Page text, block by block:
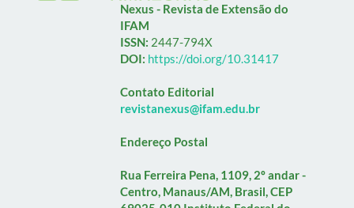
Nexus - Revista de Extensão do
IFAM
ISSN: 2447-794X
DOI: https://doi.org/10.31417
Contato Editorial
revistanexus@ifam.edu.br
Endereço Postal
Rua Ferreira Pena, 1109, 2º andar -
Centro, Manaus/AM, Brasil, CEP